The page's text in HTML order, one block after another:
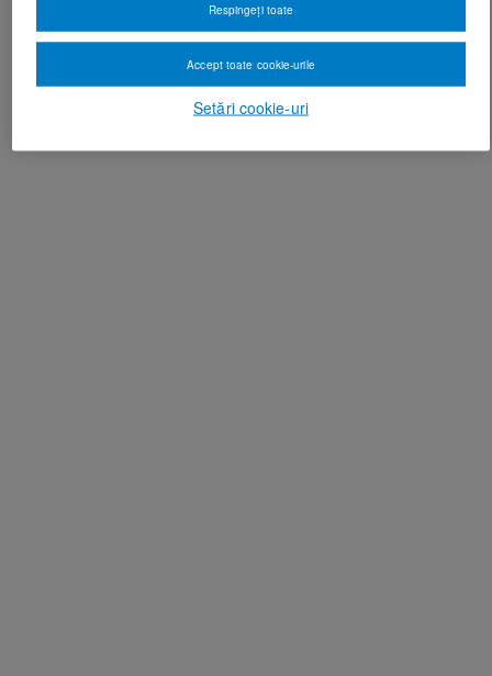
Setări cookie-uri
Respingeți toate
Accept toate cookie-urile